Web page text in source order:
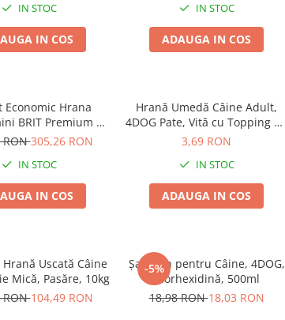
IN STOC
IN COS
IN STOC
ADAUGA IN COS
Economic Hrana
BRIT Premium by
Light 2x15kg
RON305,26 RON
IN STOC
IN COS
Hrană Umedă Câine Adult,
4DOG Pate, Vită cu Topping de
Legume, 150g
3,69 RON
IN STOC
ADAUGA IN COS
Hrană Uscată Câine
Mică, Pasăre, 10kg
RON104,49 RON
-5%
Șampon pentru Câine, 4DOG,
Clorhexidină, 500ml
18,98 RON18,03 RON